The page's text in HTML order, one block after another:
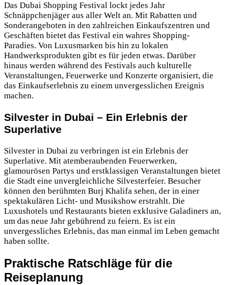
Das Dubai Shopping Festival lockt jedes Jahr
Schnäppchenjäger aus aller Welt an. Mit Rabatten und
Sonderangeboten in den zahlreichen Einkaufszentren und
Geschäften bietet das Festival ein wahres Shopping-
Paradies. Von Luxusmarken bis hin zu lokalen
Handwerksprodukten gibt es für jeden etwas. Darüber
hinaus werden während des Festivals auch kulturelle
Veranstaltungen, Feuerwerke und Konzerte organisiert, die
das Einkaufserlebnis zu einem unvergesslichen Ereignis
machen.
Silvester in Dubai – Ein Erlebnis der
Superlative
Silvester in Dubai zu verbringen ist ein Erlebnis der
Superlative. Mit atemberaubenden Feuerwerken,
glamourösen Partys und erstklassigen Veranstaltungen bietet
die Stadt eine unvergleichliche Silvesterfeier. Besucher
können den berühmten Burj Khalifa sehen, der in einer
spektakulären Licht- und Musikshow erstrahlt. Die
Luxushotels und Restaurants bieten exklusive Galadiners an,
um das neue Jahr gebührend zu feiern. Es ist ein
unvergessliches Erlebnis, das man einmal im Leben gemacht
haben sollte.
Praktische Ratschläge für die
Reiseplanung